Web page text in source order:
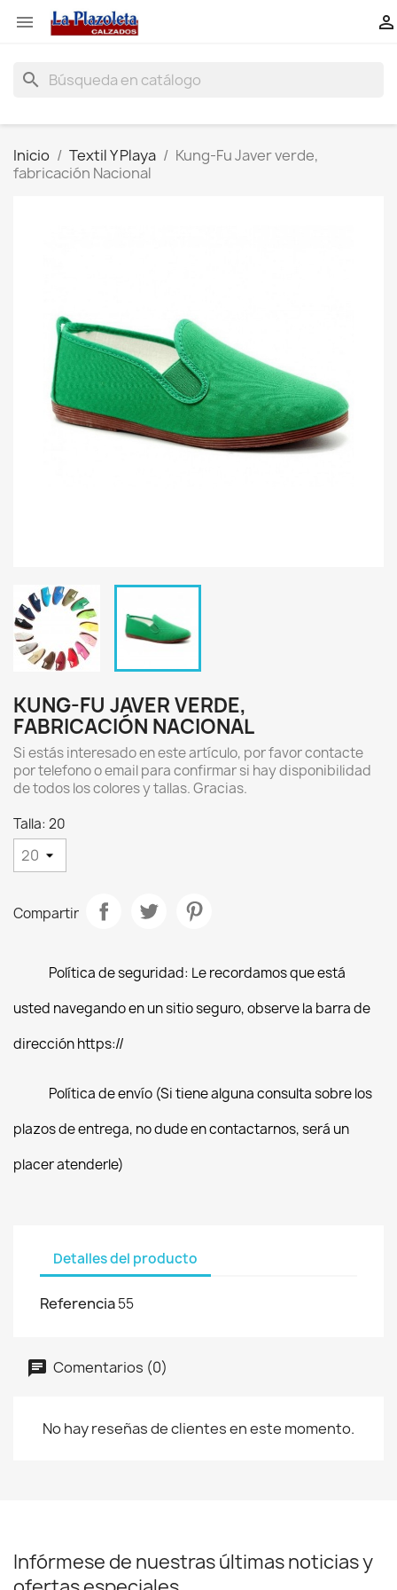
 
search
Inicio Textil Y Playa
Kung-Fu Javer verde,
fabricación Nacional
KUNG-FU JAVER VERDE,
FABRICACIÓN NACIONAL
Si estás interesado en este artículo, por favor contacte
por telefono o email para confirmar si hay disponibilidad
de todos los colores y tallas. Gracias.
Talla: 20
Compartir
Política de seguridad: Le recordamos que está
usted navegando en un sitio seguro, observe la barra de
dirección https://
Política de envío (Si tiene alguna consulta sobre los
plazos de entrega, no dude en contactarnos, será un
placer atenderle)
Detalles del producto
Referencia55
Comentarios (0)
No hay reseñas de clientes en este momento.
Infórmese de nuestras últimas noticias y